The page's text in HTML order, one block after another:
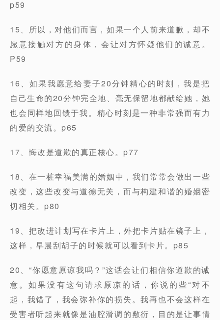
p59
15、所以，对他们而言，如果一个人前来道歉，却不
愿意接触对方的身体，会让对方怀疑他们的诚意。
P59
16、如果我愿意给妻子20分钟精心的时刻，我是把
自己生命的20分钟完全地、毫无保留地都献给她，她
也会同样地回馈于我。精心时刻是一种非常强而有力
的爱的交流。p65
17、悔改是道歉的真正核心。p77
18、在一桩幸福美满的婚姻中，我们常常会做出一些
改变，这些改变与道德无关，而与构建和谐的婚姻密
切相关。p80
19、把改进计划写在卡片上，外把卡片贴在镜子上，
这样，早晨刮胡子的时候就可以看到卡片。p85
20、“你愿意原谅我吗？”这话会让们相信你道歉的诚
意。如果没有这句请求原凉的话，你说的些“对不
起，我错了，我会弥补你的损失。我再也不会这样在
受害者听起来就像是油腔滑调的敷衍，目的是让事情